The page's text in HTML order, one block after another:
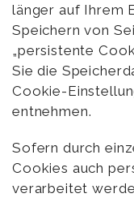
länger auf Ihrem
Speichern von
„persistente
Sie die
Cookie-
entnehmen.
Sofern durch
Cookies auch
verarbeitet